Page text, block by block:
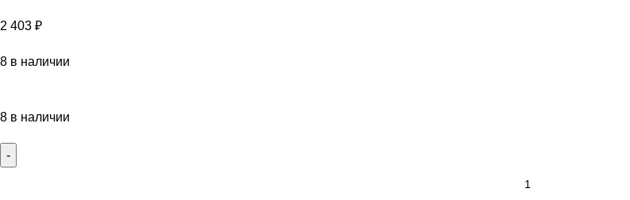
2 403 ₽
8 в наличии
8 в наличии